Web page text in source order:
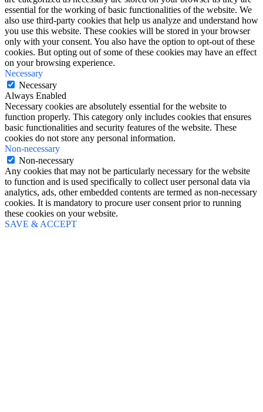
essential for the working of basic functionalities of the website. We
also use third-party cookies that help us analyze and understand how
you use this website. These cookies will be stored in your browser
only with your consent. You also have the option to opt-out of these
cookies. But opting out of some of these cookies may have an effect
on your browsing experience.
Necessary
Necessary
Always Enabled
Necessary cookies are absolutely essential for the website to
function properly. This category only includes cookies that ensures
basic functionalities and security features of the website. These
cookies do not store any personal information.
Non-necessary
Non-necessary
Any cookies that may not be particularly necessary for the website
to function and is used specifically to collect user personal data via
analytics, ads, other embedded contents are termed as non-necessary
cookies. It is mandatory to procure user consent prior to running
these cookies on your website.
SAVE & ACCEPT